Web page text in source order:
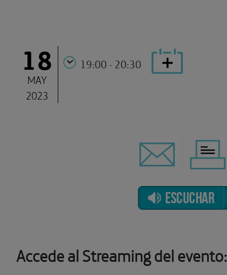
18
MAY
2023
19:00 - 20:30
ESCUCHAR
Accede al Streaming del evento: